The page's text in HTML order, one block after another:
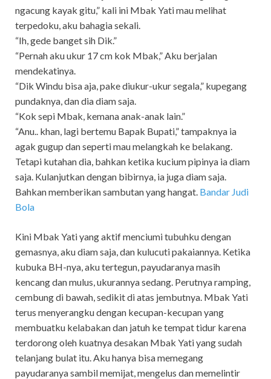
ngacung kayak gitu,” kali ini Mbak Yati mau melihat
terpedoku, aku bahagia sekali.
“Ih, gede banget sih Dik.”
“Pernah aku ukur 17 cm kok Mbak,” Aku berjalan
mendekatinya.
“Dik Windu bisa aja, pake diukur-ukur segala,” kupegang
pundaknya, dan dia diam saja.
“Kok sepi Mbak, kemana anak-anak lain.”
“Anu.. khan, lagi bertemu Bapak Bupati,” tampaknya ia
agak gugup dan seperti mau melangkah ke belakang.
Tetapi kutahan dia, bahkan ketika kucium pipinya ia diam
saja. Kulanjutkan dengan bibirnya, ia juga diam saja.
Bahkan memberikan sambutan yang hangat. Bandar Judi
Bola
Kini Mbak Yati yang aktif menciumi tubuhku dengan
gemasnya, aku diam saja, dan kulucuti pakaiannya. Ketika
kubuka BH-nya, aku tertegun, payudaranya masih
kencang dan mulus, ukurannya sedang. Perutnya ramping,
cembung di bawah, sedikit di atas jembutnya. Mbak Yati
terus menyerangku dengan kecupan-kecupan yang
membuatku kelabakan dan jatuh ke tempat tidur karena
terdorong oleh kuatnya desakan Mbak Yati yang sudah
telanjang bulat itu. Aku hanya bisa memegang
payudaranya sambil memijat, mengelus dan memelintir